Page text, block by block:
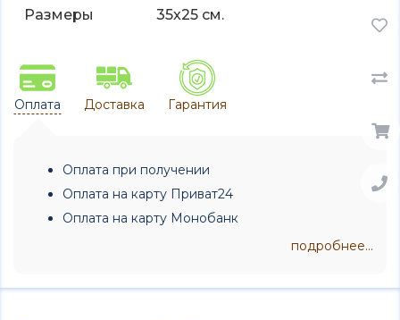
Размеры
35х25 см.
Оплата Доставка Гарантия
Оплата при получении
Оплата на карту Приват24
Оплата на карту Монобанк
подробнее...